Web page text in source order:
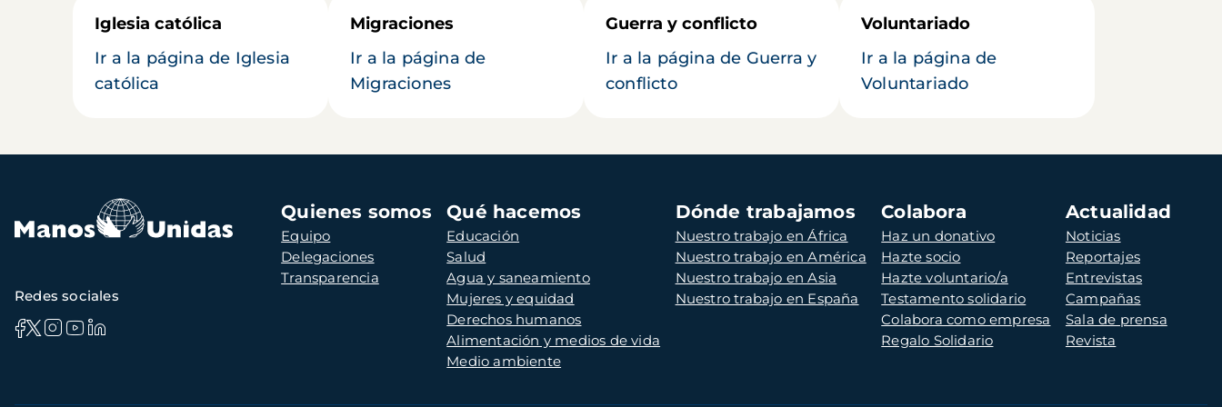
Iglesia católica
Ir a la página de Iglesia
católica
Migraciones
Ir a la página de
Migraciones
Guerra y conflicto
Ir a la página de Guerra y
conflicto
Voluntariado
Ir a la página de
Voluntariado
Navegación
principal
Quienes somos
Equipo
Delegaciones
Transparencia
Qué hacemos
Educación
Salud
Agua y saneamiento
Mujeres y equidad
Derechos humanos
Alimentación y medios de vida
Medio ambiente
Dónde trabajamos
Nuestro trabajo en África
Nuestro trabajo en América
Nuestro trabajo en Asia
Nuestro trabajo en España
Colabora
Haz un donativo
Hazte socio
Hazte voluntario/a
Testamento solidario
Colabora como empresa
Regalo Solidario
Actualidad
Noticias
Reportajes
Entrevistas
Campañas
Sala de prensa
Revista
Redes sociales